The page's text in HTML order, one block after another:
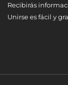
Recibirás
Unirse es fácil y